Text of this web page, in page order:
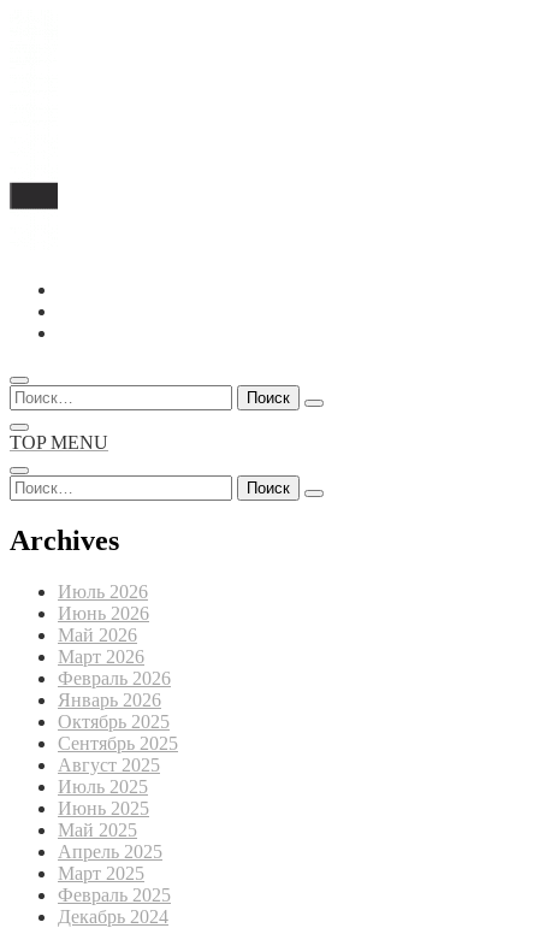
Перейти
содержимому
Найти:
TOP MENU
Найти:
Archives
Июль 2026
Июнь 2026
Май 2026
Март 2026
Февраль 2026
Январь 2026
Октябрь 2025
Сентябрь 2025
Август 2025
Июль 2025
Июнь 2025
Май 2025
Апрель 2025
Март 2025
Февраль 2025
Декабрь 2024